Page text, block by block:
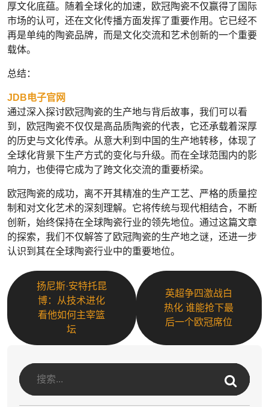
厚文化底蕴。随着全球化的加速，欧冠陶瓷不仅赢得了国际
市场的认可，还在文化传播方面发挥了重要作用。它已经不
再是单纯的陶瓷品牌，而是文化交流和艺术创新的一个重要
载体。
总结：
JDB电子官网
通过深入探讨欧冠陶瓷的生产地与背后故事，我们可以看
到，欧冠陶瓷不仅仅是高品质陶瓷的代表，它还承载着深厚
的历史与文化传承。从意大利到中国的生产地转移，体现了
全球化背景下生产方式的变化与升级。而在全球范围内的影
响力，也使得它成为了跨文化交流的重要桥梁。
欧冠陶瓷的成功，离不开其精准的生产工艺、严格的质量控
制和对文化艺术的深刻理解。它将传统与现代相结合，不断
创新，始终保持在全球陶瓷行业的领先地位。通过这篇文章
的探索，我们不仅解答了欧冠陶瓷的生产地之谜，还进一步
认识到其在全球陶瓷行业中的重要地位。
扬尼斯·安特托昆
博：从技术进化
看他如何主宰篮
坛
英超争四激战白
热化 谁能抢下最
后一个欧冠席位